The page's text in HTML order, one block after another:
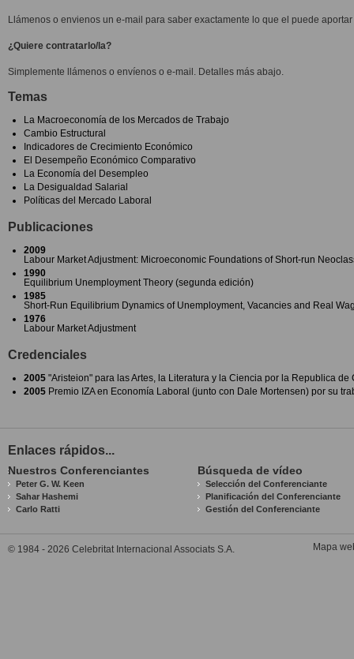
Llámenos o envienos un e-mail para saber exactamente lo que el puede
¿Quiere contratarlo/la?
Simplemente llámenos o envíenos o e-mail. Detalles más abajo.
Temas
La Macroeconomía de los Mercados de Trabajo
Cambio Estructural
Indicadores de Crecimiento Económico
El Desempeño Económico Comparativo
La Economía del Desempleo
La Desigualdad Salarial
Políticas del Mercado Laboral
Publicaciones
2009
Labour Market Adjustment: Microeconomic Foundations of Short-run
1990
Equilibrium Unemployment Theory (segunda edición)
1985
Short-Run Equilibrium Dynamics of Unemployment, Vacancies and Real
1976
Labour Market Adjustment
Credenciales
2005 "Aristeion" para las Artes, la Literatura y la Ciencia por la Republica de
2005 Premio IZA en Economía Laboral (junto con Dale Mortensen) por su
Enlaces rápidos...
Nuestros Conferenciantes
Peter G. W. Keen
Sahar Hashemi
Carlo Ratti
Búsqueda de vídeo
Selección del Conferenciante
Planificación del Conferenciante
Gestión del Conferenciante
© 1984 - 2026 Celebritat Internacional Associats S.A. Mapa